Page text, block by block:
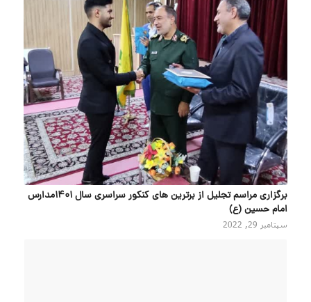
برگزاری مراسم تجلیل از برترین های کنکور سراسری سال ۱۴۰۱مدارس
امام حسین (ع)
سپتامبر 29, 2022